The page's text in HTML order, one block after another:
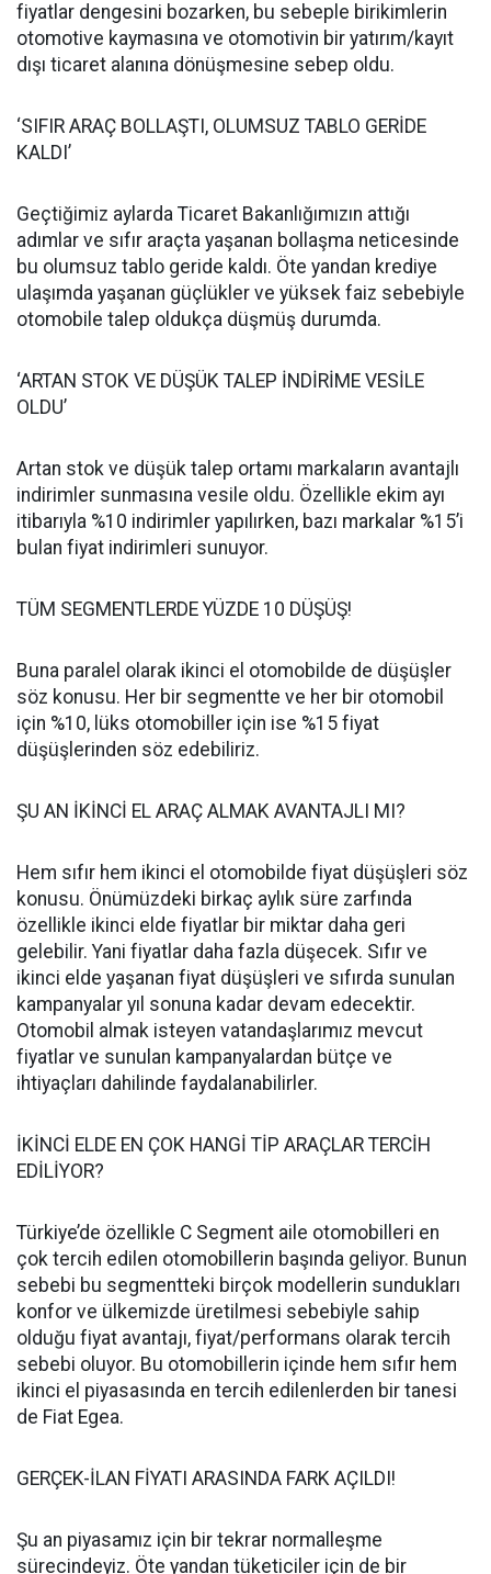
fiyatlar dengesini bozarken, bu sebeple birikimlerin
otomotive kaymasına ve otomotivin bir yatırım/kayıt
dışı ticaret alanına dönüşmesine sebep oldu.
‘SIFIR ARAÇ BOLLAŞTI, OLUMSUZ TABLO GERİDE
KALDI’
Geçtiğimiz aylarda Ticaret Bakanlığımızın attığı
adımlar ve sıfır araçta yaşanan bollaşma neticesinde
bu olumsuz tablo geride kaldı. Öte yandan krediye
ulaşımda yaşanan güçlükler ve yüksek faiz sebebiyle
otomobile talep oldukça düşmüş durumda.
‘ARTAN STOK VE DÜŞÜK TALEP İNDİRİME VESİLE
OLDU’
Artan stok ve düşük talep ortamı markaların avantajlı
indirimler sunmasına vesile oldu. Özellikle ekim ayı
itibarıyla %10 indirimler yapılırken, bazı markalar %15’i
bulan fiyat indirimleri sunuyor.
TÜM SEGMENTLERDE YÜZDE 10 DÜŞÜŞ!
Buna paralel olarak ikinci el otomobilde de düşüşler
söz konusu. Her bir segmentte ve her bir otomobil
için %10, lüks otomobiller için ise %15 fiyat
düşüşlerinden söz edebiliriz.
ŞU AN İKİNCİ EL ARAÇ ALMAK AVANTAJLI MI?
Hem sıfır hem ikinci el otomobilde fiyat düşüşleri söz
konusu. Önümüzdeki birkaç aylık süre zarfında
özellikle ikinci elde fiyatlar bir miktar daha geri
gelebilir. Yani fiyatlar daha fazla düşecek. Sıfır ve
ikinci elde yaşanan fiyat düşüşleri ve sıfırda sunulan
kampanyalar yıl sonuna kadar devam edecektir.
Otomobil almak isteyen vatandaşlarımız mevcut
fiyatlar ve sunulan kampanyalardan bütçe ve
ihtiyaçları dahilinde faydalanabilirler.
İKİNCİ ELDE EN ÇOK HANGİ TİP ARAÇLAR TERCİH
EDİLİYOR?
Türkiye’de özellikle C Segment aile otomobilleri en
çok tercih edilen otomobillerin başında geliyor. Bunun
sebebi bu segmentteki birçok modellerin sundukları
konfor ve ülkemizde üretilmesi sebebiyle sahip
olduğu fiyat avantajı, fiyat/performans olarak tercih
sebebi oluyor. Bu otomobillerin içinde hem sıfır hem
ikinci el piyasasında en tercih edilenlerden bir tanesi
de Fiat Egea.
GERÇEK-İLAN FİYATI ARASINDA FARK AÇILDI!
Şu an piyasamız için bir tekrar normalleşme
sürecindeyiz. Öte yandan tüketiciler için de bir